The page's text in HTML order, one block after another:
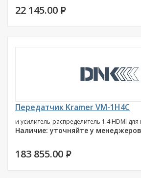
22 145.00 P
Передатчик Kramer VM-1H4C
и усилитель-распределитель 1:4 HDMI
Наличие: уточняйте у менеджеров
183 855.00 P